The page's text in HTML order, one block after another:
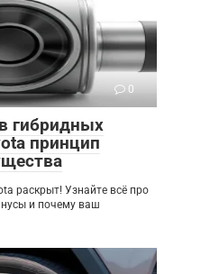
0
гибридных
принцип
раскрыт! Узнайте всё про
и почему ваш